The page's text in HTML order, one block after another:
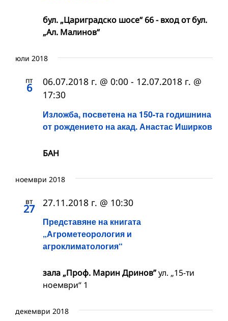
бул. „Цариградско шосе“ 66 - вход от бул.
„Ал. Малинов“
юли 2018
пт
6
Изложба, посветена на 150-та годишнина
от рождението на акад. Анастас Иширков
06.07.2018 г. @ 0:00 - 12.07.2018 г. @
17:30
БАН
ноември 2018
вт
27
Представяне на книгата
„Агрометеорология и
агроклиматология“
27.11.2018 г. @ 10:30
зала „Проф. Марин Дринов”ул. „15-ти
ноември“ 1
декември 2018